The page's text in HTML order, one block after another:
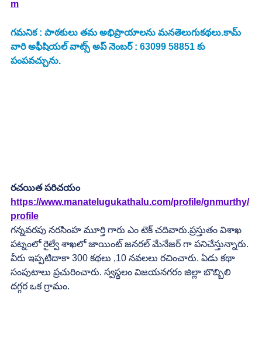
m
గమనిక : పాఠకులు తమ అభిప్రాయాలను మనతెలుగుకథలు.కామ్
వారి అఫీషియల్ వాట్స్ అప్ నెంబర్ : 63099 58851 కు
పంపవచ్చును.
రచయిత పరిచయం
https://www.manatelugukathalu.com/profile/gnmurthy/
profile
గన్నవరపు నరసింహ మూర్తి గారు ఎం టెక్ చదివారు.ప్రస్తుతం విశాఖ
పట్నంలో రైల్వే శాఖలో జాయింట్ జనరల్ మేనేజర్ గా పనిచేస్తున్నారు.
వీరు ఇప్పటిదాకా 300 కథలు ,10 నవలలు రచించారు. ఏడు కథా
సంపుటాలు ప్రచురించారు. స్వస్థలం విజయనగరం జిల్లా బొబ్బిలి
దగ్గర ఒక గ్రామం.